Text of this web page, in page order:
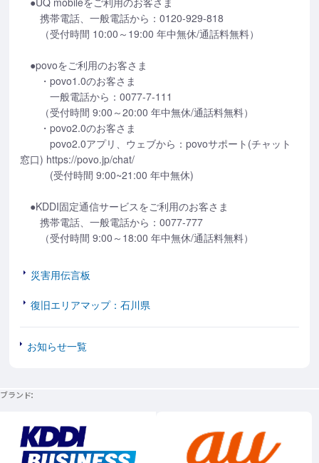
携帯電話、一般電話から：0120-929-818
（受付時間 10:00～19:00 年中無休/通話料無料）
●povoをご利用のお客さま
・povo1.0のお客さま
一般電話から：0077-7-111
（受付時間 9:00～20:00 年中無休/通話料無料）
・povo2.0のお客さま
povo2.0アプリ、ウェブから：povoサポート(チャット
窓口) https://povo.jp/chat/
(受付時間 9:00~21:00 年中無休)
●KDDI固定通信サービスをご利用のお客さま
携帯電話、一般電話から：0077-777
（受付時間 9:00～18:00 年中無休/通話料無料）
災害用伝言板
復旧エリアマップ：石川県
お知らせ一覧
ブランド
新規ウィンドウで開く 新規ウィンドウで